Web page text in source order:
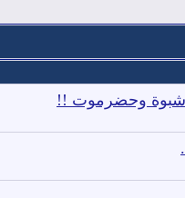
شبوة وحضرموت !!